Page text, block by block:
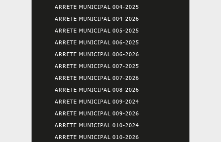
ARRETE MUNICIPAL 004-2025
ARRETE MUNICIPAL 004-2026
ARRETE MUNICIPAL 005-2025
ARRETE MUNICIPAL 006-2025
ARRETE MUNICIPAL 006-2026
ARRETE MUNICIPAL 007-2025
ARRETE MUNICIPAL 007-2026
ARRETE MUNICIPAL 008-2026
ARRETE MUNICIPAL 009-2024
ARRETE MUNICIPAL 009-2026
ARRETE MUNICIPAL 010-2024
ARRETE MUNICIPAL 010-2026